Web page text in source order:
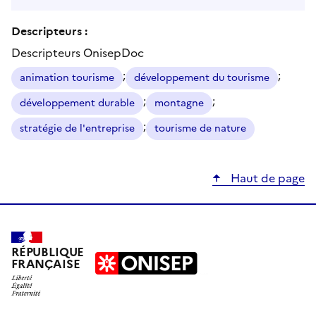
Descripteurs :
Descripteurs OnisepDoc
animation tourisme ; développement du tourisme ;
développement durable ; montagne ;
stratégie de l'entreprise ; tourisme de nature
Haut de page
RÉPUBLIQUE
FRANÇAISE